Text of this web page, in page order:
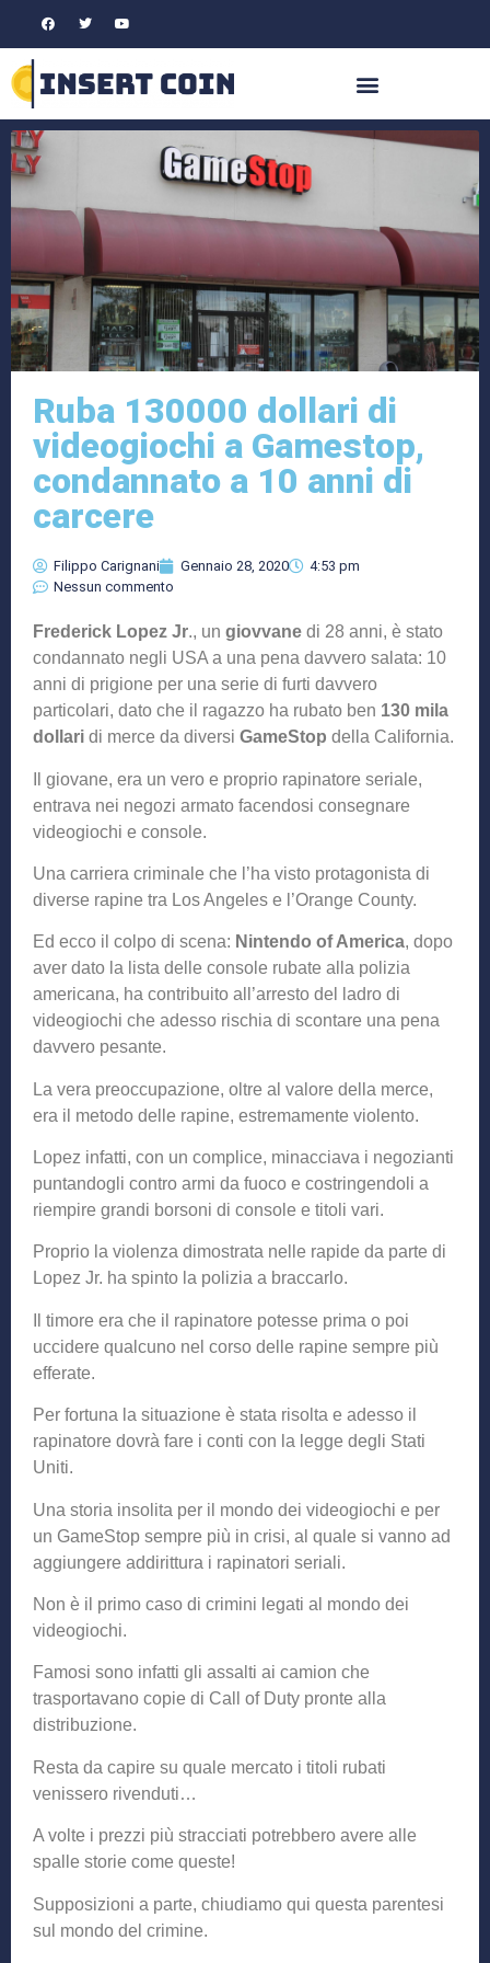
Ruba 130000 dollari di
videogiochi a Gamestop,
condannato a 10 anni di
carcere
Filippo Carignani Gennaio 28, 2020
4:53 pm
Nessun commento
Frederick Lopez Jr., un giovvane di 28 anni, è stato
condannato negli USA a una pena davvero salata: 10
anni di prigione per una serie di furti davvero
particolari, dato che il ragazzo ha rubato ben 130 mila
dollari di merce da diversi GameStop della California.
Il giovane, era un vero e proprio rapinatore seriale,
entrava nei negozi armato facendosi consegnare
videogiochi e console.
Una carriera criminale che l’ha visto protagonista di
diverse rapine tra Los Angeles e l’Orange County.
Ed ecco il colpo di scena: Nintendo of America, dopo
aver dato la lista delle console rubate alla polizia
americana, ha contribuito all’arresto del ladro di
videogiochi che adesso rischia di scontare una pena
davvero pesante.
La vera preoccupazione, oltre al valore della merce,
era il metodo delle rapine, estremamente violento.
Lopez infatti, con un complice, minacciava i negozianti
puntandogli contro armi da fuoco e costringendoli a
riempire grandi borsoni di console e titoli vari.
Proprio la violenza dimostrata nelle rapide da parte di
Lopez Jr. ha spinto la polizia a braccarlo.
Il timore era che il rapinatore potesse prima o poi
uccidere qualcuno nel corso delle rapine sempre più
efferate.
Per fortuna la situazione è stata risolta e adesso il
rapinatore dovrà fare i conti con la legge degli Stati
Uniti.
Una storia insolita per il mondo dei videogiochi e per
un GameStop sempre più in crisi, al quale si vanno ad
aggiungere addirittura i rapinatori seriali.
Non è il primo caso di crimini legati al mondo dei
videogiochi.
Famosi sono infatti gli assalti ai camion che
trasportavano copie di Call of Duty pronte alla
distribuzione.
Resta da capire su quale mercato i titoli rubati
venissero rivenduti…
A volte i prezzi più stracciati potrebbero avere alle
spalle storie come queste!
Supposizioni a parte, chiudiamo qui questa parentesi
sul mondo del crimine.